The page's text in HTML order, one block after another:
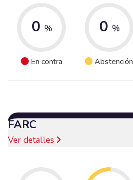
0 %
En contra
0 %
Abstención
FARC
Ver detalles